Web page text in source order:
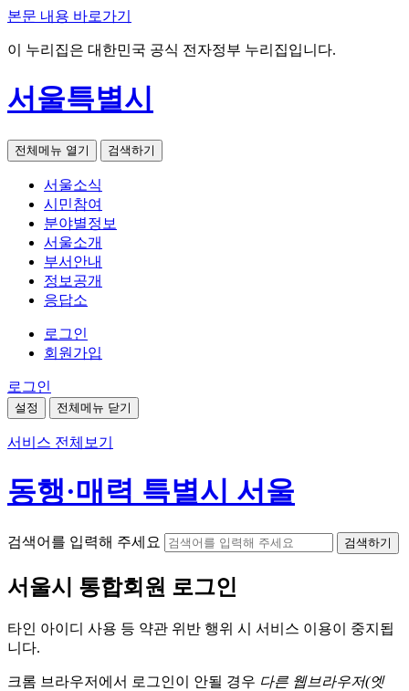
본문 내용 바로가기
이 누리집은 대한민국 공식 전자정부 누리집입니다.
서울특별시
전체메뉴 열기 검색하기
서울소식
시민참여
분야별정보
서울소개
부서안내
정보공개
응답소
로그인
회원가입
로그인
설정 전체메뉴 닫기
서비스 전체보기
동행·매력 특별시 서울
검색어를 입력해 주세요 검색하기
서울시 통합회원 로그인
타인 아이디 사용 등 약관 위반 행위 시 서비스 이용이 중지됩
니다.
크롬 브라우저에서 로그인이 안될 경우 다른 웹브라우저(엣